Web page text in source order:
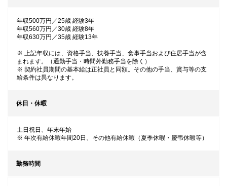
年収500万円／25歳 経験3年
年収560万円／30歳 経験8年
年収630万円／35歳 経験13年
※ 上記年収には、資格手当、扶養手当、食事手当および住居手当が含
まれます。（通勤手当・時間外勤務手当を除く）
※ 契約社員期間の基本給は正社員と同額。その他の手当、賞与等の支
給条件は異なります。
休日・休暇
土日祝日、年末年始
※ 年次有給休暇年間20日、その他有給休暇（夏季休暇・慶弔休暇等）
勤務時間